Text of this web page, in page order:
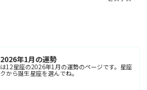
年1月の運勢
12星座の2026年1月の運勢のページです。星座
から誕生星座を選んでね。